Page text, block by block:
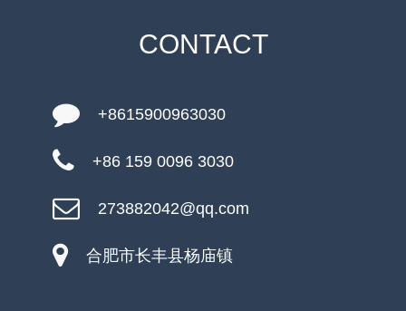
CONTACT
+8615900963030
+86 159 0096 3030
273882042@qq.com
合肥市长丰县杨庙镇